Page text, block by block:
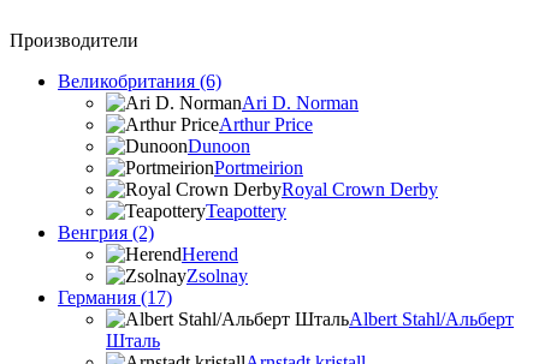
Производители
Великобритания (6)
Ari D. Norman
Arthur Price
Dunoon
Portmeirion
Royal Crown Derby
Teapottery
Венгрия (2)
Herend
Zsolnay
Германия (17)
Albert Stahl/Альбеpт
Шталь